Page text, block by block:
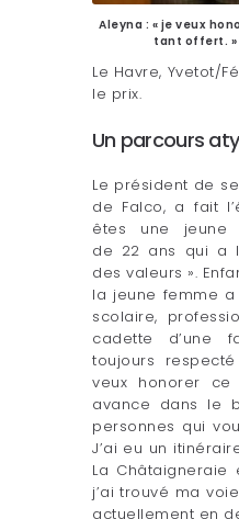
Aleyna : « je veux
tant offert. »
Le Havre, Yvetot/
le prix.
Un parcours
Le président de
de Falco, a fait
êtes une jeune
de 22 ans qui a
des valeurs ».
la jeune femme
scolaire,
cadette d’une
toujours
veux honorer
avance dans le
personnes qui
J’ai eu un
La Châtaigneraie
j’ai trouvé ma
actuellement en